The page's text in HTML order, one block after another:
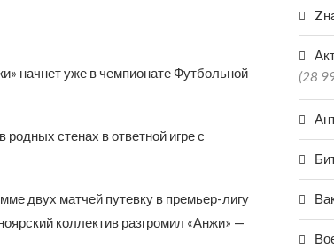
начнет уже в чемпионате Футбольной
стенах в ответной игре с
двух матчей путевку в премьер-лигу
коллектив разгромил «Анжи» —
(28